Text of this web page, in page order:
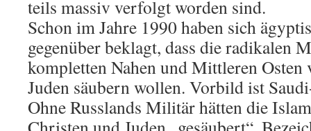
teils massiv verfolgt worden sind.
Schon im Jahre 1990 haben sich
gegenüber beklagt, dass die radikalen
kompletten Nahen und Mittleren Osten
Juden säubern wollen. Vorbild ist
Ohne Russlands Militär hätten die